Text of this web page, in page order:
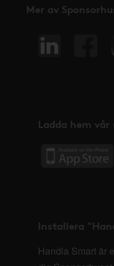
Mer av
Ladda hem
Installera
Handla Smart är